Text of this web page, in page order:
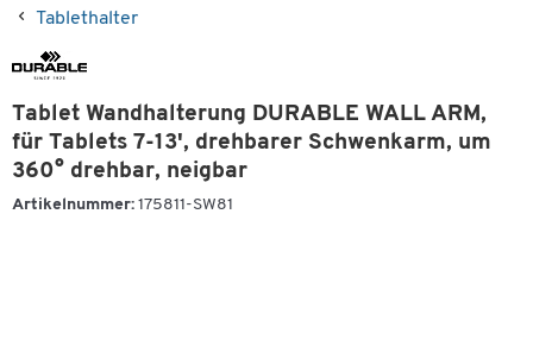
Tablethalter
Tablet Wandhalterung DURABLE WALL ARM,
für Tablets 7-13', drehbarer Schwenkarm, um
360° drehbar, neigbar
Artikelnummer: 175811-SW81